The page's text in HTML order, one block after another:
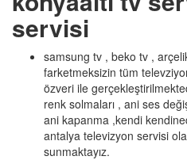
servisi
samsung tv , beko tv ,
farketmeksizin tüm
özveri ile
renk solmaları , ani ses
ani kapanma ,kendi
antalya televizyon servisi
sunmaktayız.